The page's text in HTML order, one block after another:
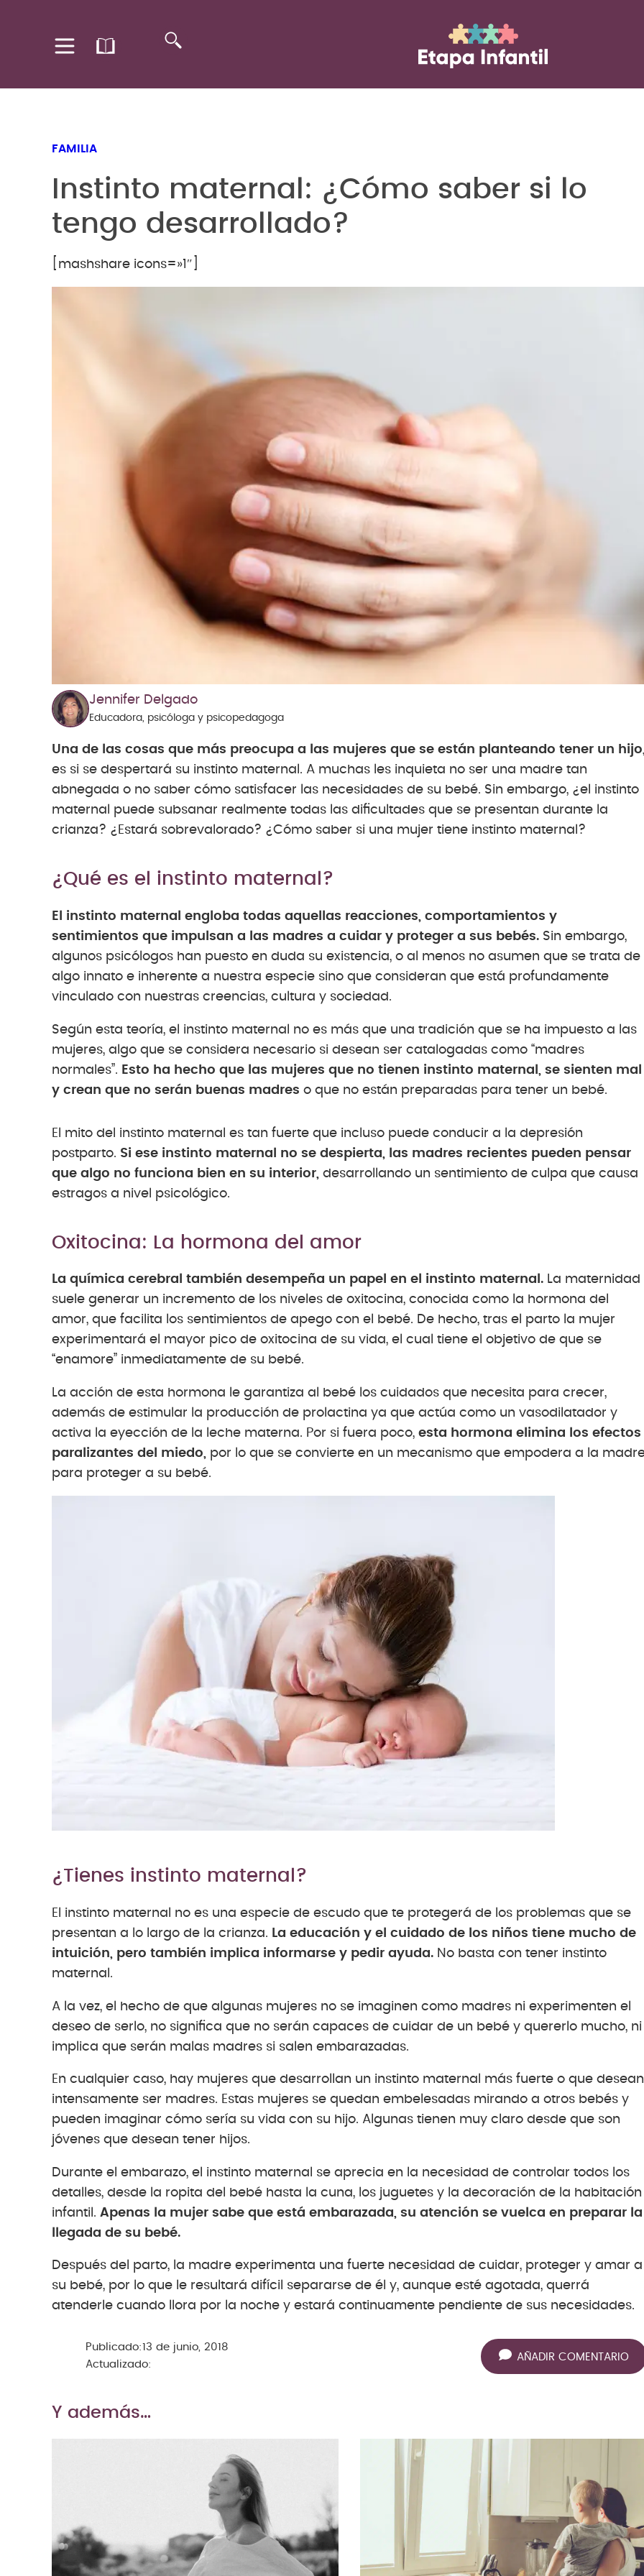
FAMILIA
Instinto maternal: ¿Cómo saber si lo
tengo desarrollado?
[mashshare icons=»1″]
Jennifer Delgado
Educadora, psicóloga y psicopedagoga
Una de las cosas que más preocupa a las mujeres que se están planteando tener un
es si se despertará su instinto maternal. A muchas les inquieta no ser una madre tan
abnegada o no saber cómo satisfacer las necesidades de su bebé. Sin embargo, ¿el instinto
maternal puede subsanar realmente todas las dificultades que se presentan durante la
crianza? ¿Estará sobrevalorado? ¿Cómo saber si una mujer tiene instinto maternal?
¿Qué es el instinto maternal?
El instinto maternal engloba todas aquellas reacciones, comportamientos y
sentimientos que impulsan a las madres a cuidar y proteger a sus bebés. Sin embargo,
algunos psicólogos han puesto en duda su existencia, o al menos no asumen que se trata de
algo innato e inherente a nuestra especie sino que consideran que está profundamente
vinculado con nuestras creencias, cultura y sociedad.
Según esta teoría, el instinto maternal no es más que una tradición que se ha impuesto a las
mujeres, algo que se considera necesario si desean ser catalogadas como “madres
normales”. Esto ha hecho que las mujeres que no tienen instinto maternal, se sienten mal
y crean que no serán buenas madres o que no están preparadas para tener un bebé.
El mito del instinto maternal es tan fuerte que incluso puede conducir a la depresión
postparto. Si ese instinto maternal no se despierta, las madres recientes pueden pensar
que algo no funciona bien en su interior, desarrollando un sentimiento de culpa que causa
estragos a nivel psicológico.
Oxitocina: La hormona del amor
La química cerebral también desempeña un papel en el instinto maternal. La maternidad
suele generar un incremento de los niveles de oxitocina, conocida como la hormona del
amor, que facilita los sentimientos de apego con el bebé. De hecho, tras el parto la mujer
experimentará el mayor pico de oxitocina de su vida, el cual tiene el objetivo de que se
“enamore” inmediatamente de su bebé.
La acción de esta hormona le garantiza al bebé los cuidados que necesita para crecer,
además de estimular la producción de prolactina ya que actúa como un vasodilatador y
activa la eyección de la leche materna. Por si fuera poco, esta hormona elimina los efectos
paralizantes del miedo, por lo que se convierte en un mecanismo que empodera a la
para proteger a su bebé.
¿Tienes instinto maternal?
El instinto maternal no es una especie de escudo que te protegerá de los problemas que se
presentan a lo largo de la crianza. La educación y el cuidado de los niños tiene mucho de
intuición, pero también implica informarse y pedir ayuda. No basta con tener instinto
maternal.
A la vez, el hecho de que algunas mujeres no se imaginen como madres ni experimenten el
deseo de serlo, no significa que no serán capaces de cuidar de un bebé y quererlo mucho, ni
implica que serán malas madres si salen embarazadas.
En cualquier caso, hay mujeres que desarrollan un instinto maternal más fuerte o que desean
intensamente ser madres. Estas mujeres se quedan embelesadas mirando a otros bebés y
pueden imaginar cómo sería su vida con su hijo. Algunas tienen muy claro desde que son
jóvenes que desean tener hijos.
Durante el embarazo, el instinto maternal se aprecia en la necesidad de controlar todos los
detalles, desde la ropita del bebé hasta la cuna, los juguetes y la decoración de la habitación
infantil. Apenas la mujer sabe que está embarazada, su atención se vuelca en preparar la
llegada de su bebé.
Después del parto, la madre experimenta una fuerte necesidad de cuidar, proteger y amar a
su bebé, por lo que le resultará difícil separarse de él y, aunque esté agotada, querrá
atenderle cuando llora por la noche y estará continuamente pendiente de sus necesidades.
Publicado:13 de junio, 2018
Actualizado:
AÑADIR COMENTARIO
Y además…